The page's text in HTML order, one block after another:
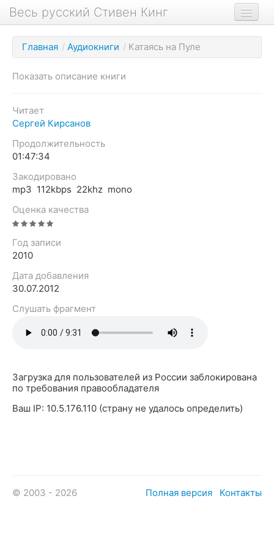
Весь русский Стивен Кинг
Книги
Фильмы
Аудиокниги
Новости Кинга
Биография
О проекте
Главная / Аудиокниги / Катаясь на Пуле
Показать описание книги
Читает
Сергей Кирсанов
Продолжительность
01:47:34
Закодировано
mp3 112kbps 22khz mono
Оценка качества
Год записи
2010
Дата добавления
30.07.2012
Слушать фрагмент
Загрузка для пользователей из России заблокирована
по требования правообладателя
Ваш IP: 10.5.176.110 (страну не удалось определить)
© 2003 - 2026 Полная версия Контакты